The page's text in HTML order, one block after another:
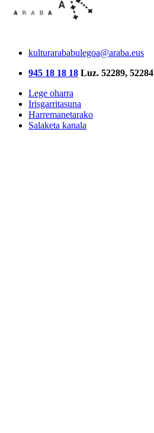
kulturarababulegoa@araba.eus
945 18 18 18 Luz. 52289, 52284
Lege oharra
Irisgarritasuna
Harremanetarako
Salaketa kanala